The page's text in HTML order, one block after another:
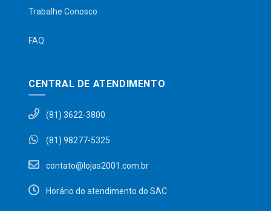
Trabalhe Conosco
FAQ
CENTRAL DE ATENDIMENTO
(81) 3622-3800
(81) 98277-5325
contato@lojas2001.com.br
Horário do atendimento do SAC